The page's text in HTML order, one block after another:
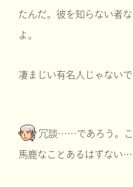
たんだ。彼を知らない者
よ。
凄まじい有名人じゃないで
冗談……であろう。こ
馬鹿なことあるはずない